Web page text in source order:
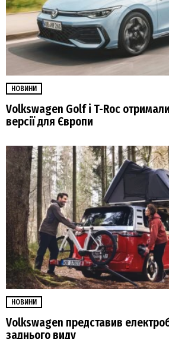
НОВИНИ
Volkswagen Golf і T-Roc отримали
версії для Європи
НОВИНИ
Volkswagen представив
заднього виду